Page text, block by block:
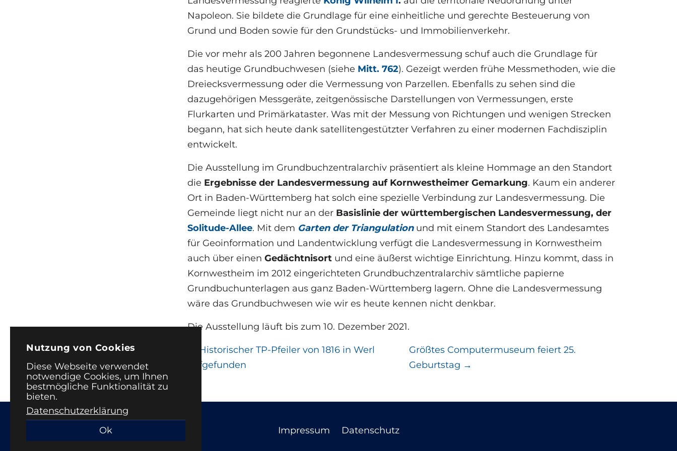
Nutzung von Cookies
Diese Webseite verwendet
notwendige Cookies, um Ihnen
bestmögliche Funktionalität zu
bieten.
Datenschutzerklärung
Ok
Napoleon. Sie bildete die Grundlage für eine einheitliche und gerechte Besteuerung von
Grund und Boden sowie für den Grundstücks- und Immobilienverkehr.
Die vor mehr als 200 Jahren begonnene Landesvermessung schuf auch die Grundlage für
das heutige Grundbuchwesen (siehe Mitt. 762). Gezeigt werden frühe Messmethoden, wie die
Dreiecksvermessung oder die Vermessung von Parzellen. Ebenfalls zu sehen sind die
dazugehörigen Messgeräte, zeitgenössische Darstellungen von Vermessungen, erste
Flurkarten und Primärkataster. Was mit der Messung von Richtungen und wenigen Strecken
begann, hat sich heute dank satellitengestützter Verfahren zu einer modernen Fachdisziplin
entwickelt.
Die Ausstellung im Grundbuchzentralarchiv präsentiert als kleine Hommage an den Standort
die Ergebnisse der Landesvermessung auf Kornwestheimer Gemarkung. Kaum ein anderer
Ort in Baden-Württemberg hat solch eine spezielle Verbindung zur Landesvermessung. Die
Gemeinde liegt nicht nur an der Basislinie der württembergischen Landesvermessung, der
Solitude-Allee. Mit dem Garten der Triangulationund mit einem Standort des Landesamtes
für Geoinformation und Landentwicklung verfügt die Landesvermessung in Kornwestheim
auch über einen Gedächtnisort und eine äußerst wichtige Einrichtung. Hinzu kommt, dass in
Kornwestheim im 2012 eingerichteten Grundbuchzentralarchiv sämtliche papierne
Grundbuchunterlagen aus ganz Baden-Württemberg lagern. Ohne die Landesvermessung
wäre das Grundbuchwesen wie wir es heute kennen nicht denkbar.
Die Ausstellung läuft bis zum 10. Dezember 2021.
Historischer TP-Pfeiler von 1816 in Werl
aufgefunden
Größtes Computermuseum feiert 25.
Geburtstag →
Impressum Datenschutz